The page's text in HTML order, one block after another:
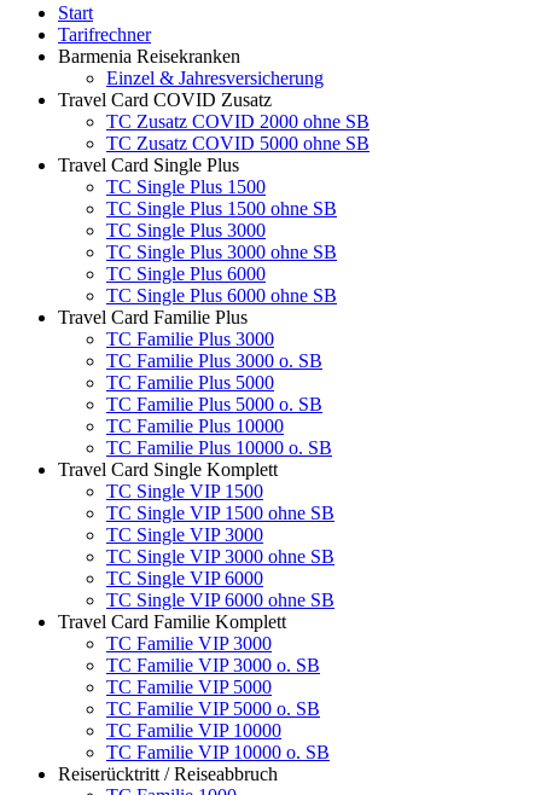
Start
Tarifrechner
Barmenia Reisekranken
Einzel & Jahresversicherung
Travel Card COVID Zusatz
TC Zusatz COVID 2000 ohne SB
TC Zusatz COVID 5000 ohne SB
Travel Card Single Plus
TC Single Plus 1500
TC Single Plus 1500 ohne SB
TC Single Plus 3000
TC Single Plus 3000 ohne SB
TC Single Plus 6000
TC Single Plus 6000 ohne SB
Travel Card Familie Plus
TC Familie Plus 3000
TC Familie Plus 3000 o. SB
TC Familie Plus 5000
TC Familie Plus 5000 o. SB
TC Familie Plus 10000
TC Familie Plus 10000 o. SB
Travel Card Single Komplett
TC Single VIP 1500
TC Single VIP 1500 ohne SB
TC Single VIP 3000
TC Single VIP 3000 ohne SB
TC Single VIP 6000
TC Single VIP 6000 ohne SB
Travel Card Familie Komplett
TC Familie VIP 3000
TC Familie VIP 3000 o. SB
TC Familie VIP 5000
TC Familie VIP 5000 o. SB
TC Familie VIP 10000
TC Familie VIP 10000 o. SB
Reiserücktritt / Reiseabbruch